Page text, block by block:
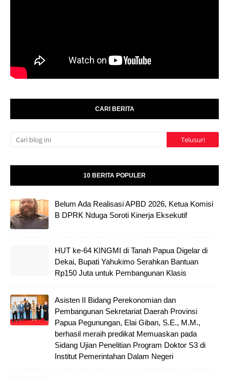
CARI BERITA
10 BERITA POPULER
Belum Ada Realisasi APBD 2026, Ketua Komisi
B DPRK Nduga Soroti Kinerja Eksekutif
HUT ke-64 KINGMI di Tanah Papua Digelar di
Dekai, Bupati Yahukimo Serahkan Bantuan
Rp150 Juta untuk Pembangunan Klasis
Asisten II Bidang Perekonomian dan
Pembangunan Sekretariat Daerah Provinsi
Papua Pegunungan, Elai Giban, S.E., M.M.,
berhasil meraih predikat Memuaskan pada
Sidang Ujian Penelitian Program Doktor S3 di
Institut Pemerintahan Dalam Negeri